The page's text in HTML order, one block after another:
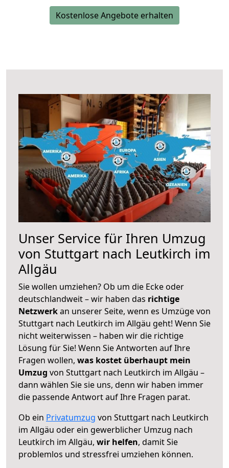
Kostenlose Angebote erhalten
Unser Service für Ihren Umzug
von Stuttgart nach Leutkirch im
Allgäu
Sie wollen umziehen? Ob um die Ecke oder
deutschlandweit – wir haben das richtige
Netzwerkan unserer Seite, wenn es Umzüge von
Stuttgart nach Leutkirch im Allgäu geht! Wenn Sie
nicht weiterwissen – haben wir die richtige
Lösung für Sie! Wenn Sie Antworten auf Ihre
Fragen wollen, was kostet überhaupt mein
Umzug von Stuttgart nach Leutkirch im Allgäu –
dann wählen Sie sie uns, denn wir haben immer
die passende Antwort auf Ihre Fragen parat.
Ob ein Privatumzug von Stuttgart nach Leutkirch
im Allgäu oder ein gewerblicher Umzug nach
Leutkirch im Allgäu, wir helfen, damit Sie
problemlos und stressfrei umziehen können.